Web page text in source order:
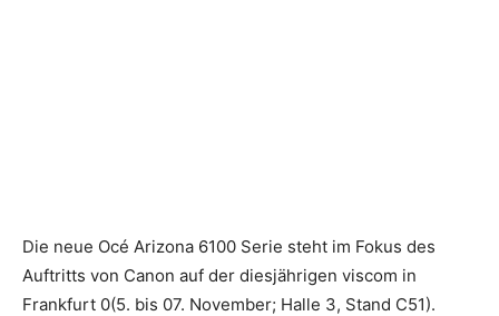
Die neue Océ Arizona 6100 Serie steht im Fokus des
Auftritts von Canon auf der diesjährigen viscom in
Frankfurt 0(5. bis 07. November; Halle 3, Stand C51).